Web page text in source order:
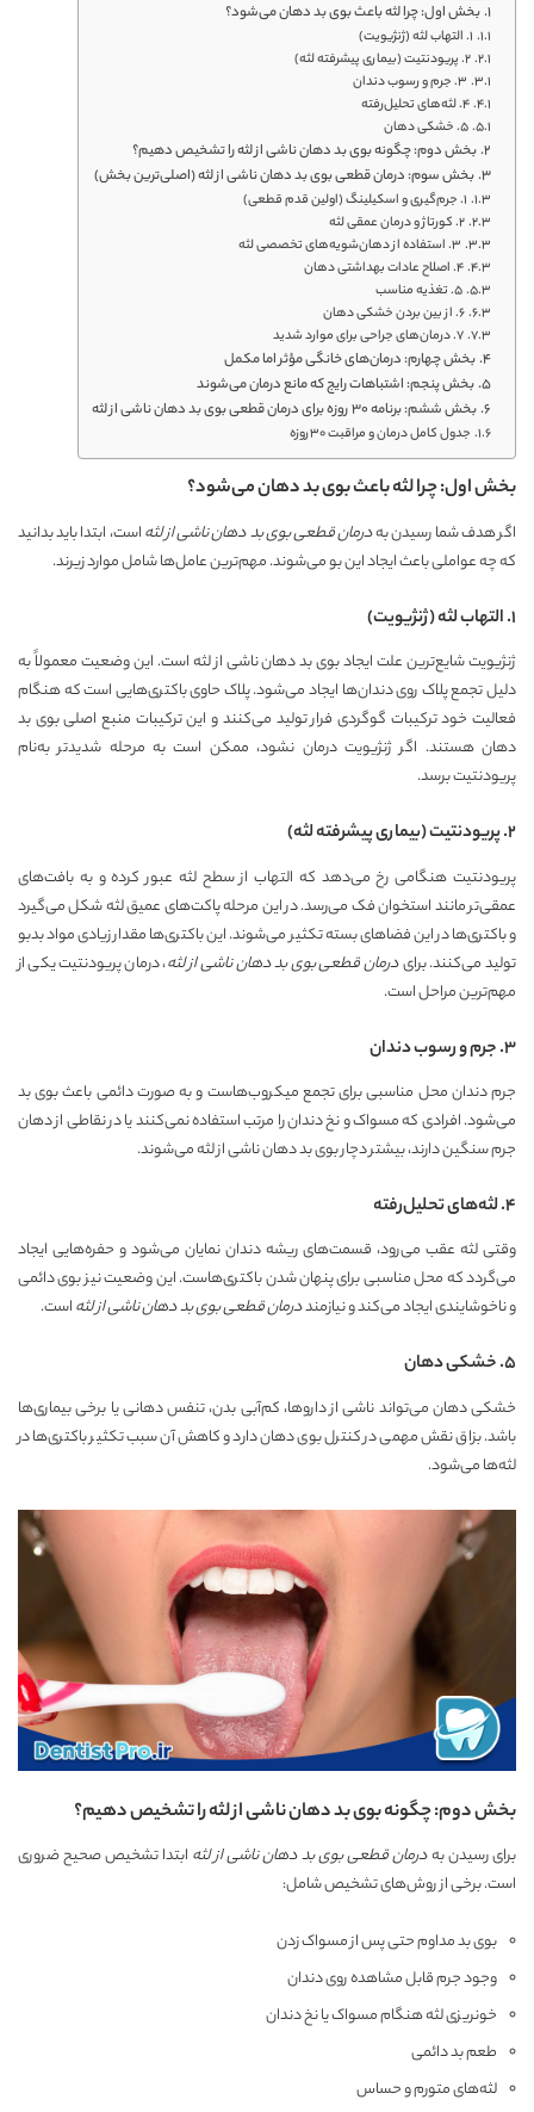
بخش اول: چرا لثه باعث بوی بد دهان می‌شود؟
۱. التهاب لثه (ژنژیویت)
2. پریودنتیت (بیماری پیشرفته لثه)
۳. جرم و رسوب دندان
۴. لثه‌های تحلیل‌رفته
۵. خشکی دهان
بخش دوم: چگونه بوی بد دهان ناشی از لثه را تشخیص دهیم؟
بخش سوم: درمان قطعی بوی بد دهان ناشی از لثه (اصلی‌ترین بخش)
۱. جرم‌گیری و اسکیلینگ (اولین قدم قطعی)
۲. کورتاژ و درمان عمقی لثه
۳. استفاده از دهان‌شویه‌های تخصصی لثه
۴. اصلاح عادات بهداشتی دهان
۵. تغذیه مناسب
۶. از بین بردن خشکی دهان
۷. درمان‌های جراحی برای موارد شدید
بخش چهارم: درمان‌های خانگی مؤثر اما مکمل
بخش پنجم: اشتباهات رایج که مانع درمان می‌شوند
بخش ششم: برنامه ۳۰ روزه برای درمان قطعی بوی بد دهان ناشی از لثه
جدول کامل درمان و مراقبت ۳۰روزه
بخش اول: چرا لثه باعث بوی بد دهان می‌شود؟
اگر هدف شما رسیدن بهدرمان قطعی بوی بد دهان ناشی از لثهاست، ابتدا باید بدانید
که چه عواملی باعث ایجاد این بو می‌شوند. مهم‌ترین عامل‌ها شامل موارد زیرند.
۱. التهاب لثه (ژنژیویت)
ژنژیویت شایع‌ترین علت ایجاد بوی بد دهان ناشی از لثه است. این وضعیت معمولاً به
دلیل تجمع پلاک روی دندان‌ها ایجاد می‌شود. پلاک حاوی باکتری‌هایی است که هنگام
فعالیت خود ترکیبات گوگردی فرار تولید می‌کنند و این ترکیبات منبع اصلی بوی بد
دهان هستند. اگر ژنژیویت درمان نشود، ممکن است به مرحله شدیدتر به‌نام
پریودنتیت برسد.
2. پریودنتیت (بیماری پیشرفته لثه)
پریودنتیت هنگامی رخ می‌دهد که التهاب از سطح لثه عبور کرده و به بافت‌های
عمقی‌تر مانند استخوان فک می‌رسد. در این مرحله پاکت‌های عمیق لثه شکل می‌گیرد
و باکتری‌ها در این فضاهای بسته تکثیر می‌شوند. این باکتری‌ها مقدار زیادی مواد بدبو
تولید می‌کنند. برایدرمان قطعی بوی بد دهان ناشی از لثه، درمان پریودنتیت یکی از
مهم‌ترین مراحل است.
۳. جرم و رسوب دندان
جرم دندان محل مناسبی برای تجمع میکروب‌هاست و به صورت دائمی باعث بوی بد
می‌شود. افرادی که مسواک و نخ دندان را مرتب استفاده نمی‌کنند یا در نقاطی از دهان
جرم سنگین دارند، بیشتر دچار بوی بد دهان ناشی از لثه می‌شوند.
۴. لثه‌های تحلیل‌رفته
وقتی لثه عقب می‌رود، قسمت‌های ریشه دندان نمایان می‌شود و حفره‌هایی ایجاد
می‌گردد که محل مناسبی برای پنهان شدن باکتری‌هاست. این وضعیت نیز بوی دائمی
و ناخوشایندی ایجاد می‌کند و نیازمنددرمان قطعی بوی بد دهان ناشی از لثهاست.
۵. خشکی دهان
خشکی دهان می‌تواند ناشی از داروها، کم‌آبی بدن، تنفس دهانی یا برخی بیماری‌ها
باشد. بزاق نقش مهمی در کنترل بوی دهان دارد و کاهش آن سبب تکثیر باکتری‌ها در
لثه‌ها می‌شود.
بخش دوم: چگونه بوی بد دهان ناشی از لثه را تشخیص دهیم؟
برای رسیدن بهدرمان قطعی بوی بد دهان ناشی از لثه ابتدا تشخیص صحیح ضروری
است. برخی از روش‌های تشخیص شامل:
بوی بد مداوم حتی پس از مسواک زدن
وجود جرم قابل ‌مشاهده روی دندان
خونریزی لثه هنگام مسواک یا نخ دندان
طعم بد دائمی
لثه‌های متورم و حساس